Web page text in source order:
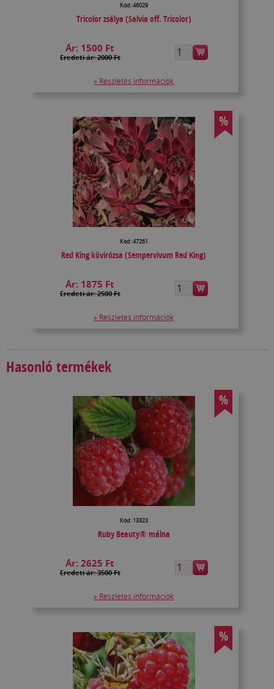
Kód: 46029
Tricolor zsálya (Salvia off. Tricolor)
Ár: 1500 Ft
Eredeti ár: 2000 Ft
» Részletes információk
%
Kód: 47261
Red King kövirózsa (Sempervivum Red King)
Ár: 1875 Ft
Eredeti ár: 2500 Ft
» Részletes információk
Hasonló termékek
%
Kód: 13323
Ruby Beauty® málna
Ár:2625 Ft
Eredeti ár: 3500 Ft
» Részletes információk
%